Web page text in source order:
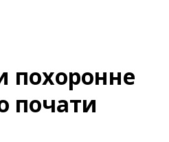
похоронне
почати